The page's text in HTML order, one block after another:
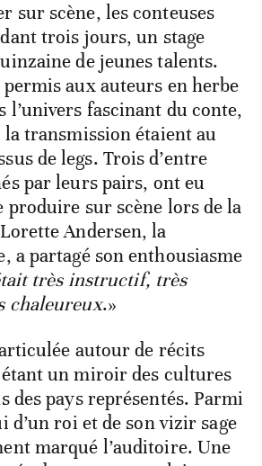
sur scène, les conteuses
trois jours, un stage
de jeunes talents.
permis aux auteurs en herbe
l’univers fascinant du conte,
la transmission étaient au
de legs. Trois d’entre
par leurs pairs, ont eu
produire sur scène lors de la
Andersen, la
a partagé son enthousiasme
très instructif, très
chaleureux.»
autour de récits
un miroir des cultures
des pays représentés. Parmi
d’un roi et de son vizir sage
marqué l’auditoire. Une